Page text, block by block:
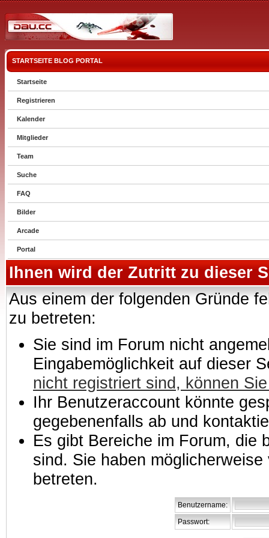
STARTSEITE BLOG PORTAL
Startseite
Registrieren
Kalender
Mitglieder
Team
Suche
FAQ
Bilder
Arcade
Portal
Ihnen wird der Zutritt zu dieser
Aus einem der folgenden Gründe
zu betreten:
Sie sind im Forum nicht
Eingabemöglichkeit auf dieser
nicht registriert sind, können
Ihr Benutzeraccount könnte
gegebenenfalls ab und
Es gibt Bereiche im Forum, die
sind. Sie haben
betreten.
Benutzername:
Passwort: